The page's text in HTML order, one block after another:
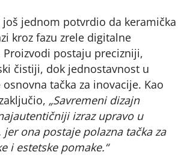
još jednom potvrdio da keramička
kroz fazu zrele digitalne
postaju precizniji,
čistiji, dok jednostavnost u
tačka za inovacije. Kao
„Savremeni dizajn
izraz upravo u
ona postaje polazna tačka za
i estetske pomake.“